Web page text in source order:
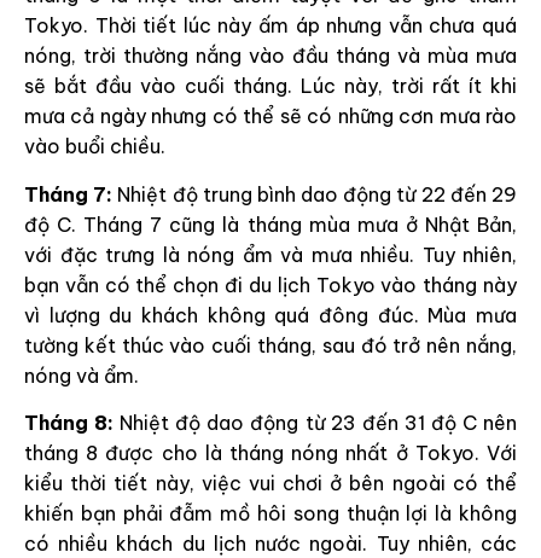
Tokyo. Thời tiết lúc này ấm áp nhưng vẫn chưa quá
nóng, trời thường nắng vào đầu tháng và mùa mưa
sẽ bắt đầu vào cuối tháng. Lúc này, trời rất ít khi
mưa cả ngày nhưng có thể sẽ có những cơn mưa rào
vào buổi chiều.
Tháng 7: Nhiệt độ trung bình dao động từ 22 đến 29
độ C. Tháng 7 cũng là tháng mùa mưa ở Nhật Bản,
với đặc trưng là nóng ẩm và mưa nhiều. Tuy nhiên,
bạn vẫn có thể chọn đi du lịch Tokyo vào tháng này
vì lượng du khách không quá đông đúc. Mùa mưa
tường kết thúc vào cuối tháng, sau đó trở nên nắng,
nóng và ẩm.
Tháng 8: Nhiệt độ dao động từ 23 đến 31 độ C nên
tháng 8 được cho là tháng nóng nhất ở Tokyo. Với
kiểu thời tiết này, việc vui chơi ở bên ngoài có thể
khiến bạn phải đẫm mồ hôi song thuận lợi là không
có nhiều khách du lịch nước ngoài. Tuy nhiên, các